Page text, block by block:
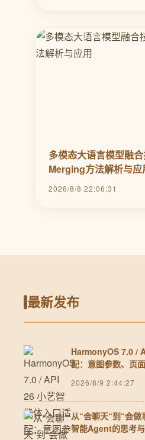
多模态大语言模型融
Merging方法解析与应
2026/8/8 22:06:31
最新发布
HarmonyOS 7.0 /
配：意图参数、页
2026/8/9 2:44:27
从“会聊天“到“会
智能Agent的思考